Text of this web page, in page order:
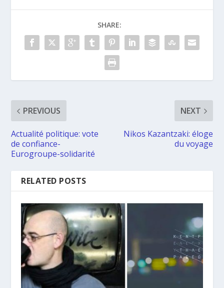
SHARE:
PREVIOUS
Actualité politique: vote
de confiance-
Eurogroupe-solidarité
NEXT
Nikos Kazantzaki: éloge
du voyage
RELATED POSTS